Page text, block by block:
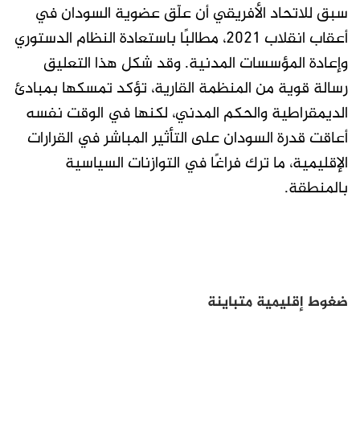
سبق للاتحاد الأفريقي أن علّق عضوية السودان في
أعقاب انقلاب 2021، مطالبًا باستعادة النظام الدستوري
وإعادة المؤسسات المدنية. وقد شكل هذا التعليق
رسالة قوية من المنظمة القارية، تؤكد تمسكها بمبادئ
الديمقراطية والحكم المدني، لكنها في الوقت نفسه
أعاقت قدرة السودان على التأثير المباشر في القرارات
الإقليمية، ما ترك فراغًا في التوازنات السياسية
بالمنطقة.
ضغوط إقليمية متباينة